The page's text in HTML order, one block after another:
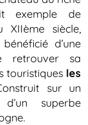
exemple de
XIIème siècle,
d’une
retrouver sa
touristiques les
sur un
superbe